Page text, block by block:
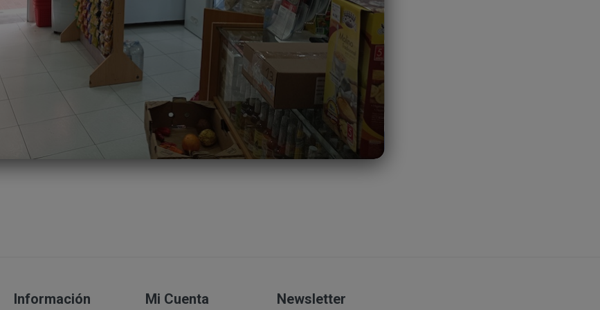
Información Mi Cuenta Newsletter
a petición del interesado:
sus datos?
a terceros países?
a PERUSTOCKS la información necesaria para la contratación; datos
veraces, exactos y completos sobre su identidad y que el cliente deberá
la aceptación de la política de privacidad de PERUSTOCKS.
la compra son:
debemos registrarnos mediante la cumplimentación de los campos requeridos a
la posibilidad de aceptar la recepción de una newsletter. En la dirección
que nos hemos registrado, recibiremos un mensaje en dónde validamos el